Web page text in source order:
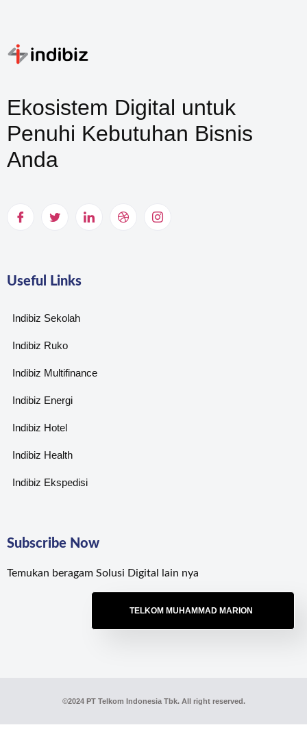
Ekosistem Digital untuk
Penuhi Kebutuhan Bisnis
Anda
Useful Links
Indibiz Sekolah
Indibiz Ruko
Indibiz Multifinance
Indibiz Energi
Indibiz Hotel
Indibiz Health
Indibiz Ekspedisi
Subscribe Now
Temukan beragam Solusi Digital lain nya
TELKOM MUHAMMAD MARION
©2024 PT Telkom Indonesia Tbk. All right reserved.